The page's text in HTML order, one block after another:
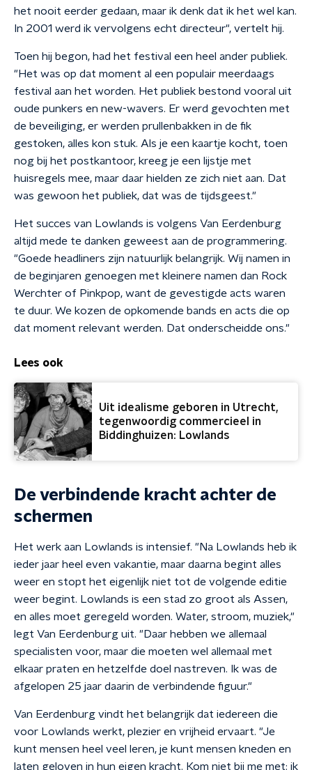
het nooit eerder gedaan, maar ik denk dat ik het wel kan.
In 2001 werd ik vervolgens echt directeur", vertelt hij.
Toen hij begon, had het festival een heel ander publiek.
"Het was op dat moment al een populair meerdaags
festival aan het worden. Het publiek bestond vooral uit
oude punkers en new-wavers. Er werd gevochten met
de beveiliging, er werden prullenbakken in de fik
gestoken, alles kon stuk. Als je een kaartje kocht, toen
nog bij het postkantoor, kreeg je een lijstje met
huisregels mee, maar daar hielden ze zich niet aan. Dat
was gewoon het publiek, dat was de tijdsgeest."
Het succes van Lowlands is volgens Van Eerdenburg
altijd mede te danken geweest aan de programmering.
"Goede headliners zijn natuurlijk belangrijk. Wij namen in
de beginjaren genoegen met kleinere namen dan Rock
Werchter of Pinkpop, want de gevestigde acts waren
te duur. We kozen de opkomende bands en acts die op
dat moment relevant werden. Dat onderscheidde ons."
Lees ook
Uit idealisme geboren in Utrecht,
tegenwoordig commercieel in
Biddinghuizen: Lowlands
De verbindende kracht achter de
schermen
Het werk aan Lowlands is intensief. "Na Lowlands heb ik
ieder jaar heel even vakantie, maar daarna begint alles
weer en stopt het eigenlijk niet tot de volgende editie
weer begint. Lowlands is een stad zo groot als Assen,
en alles moet geregeld worden. Water, stroom, muziek,"
legt Van Eerdenburg uit. "Daar hebben we allemaal
specialisten voor, maar die moeten wel allemaal met
elkaar praten en hetzelfde doel nastreven. Ik was de
afgelopen 25 jaar daarin de verbindende figuur."
Van Eerdenburg vindt het belangrijk dat iedereen die
voor Lowlands werkt, plezier en vrijheid ervaart. "Je
kunt mensen heel veel leren, je kunt mensen kneden en
laten geloven in hun eigen kracht. Kom niet bij me met: ik